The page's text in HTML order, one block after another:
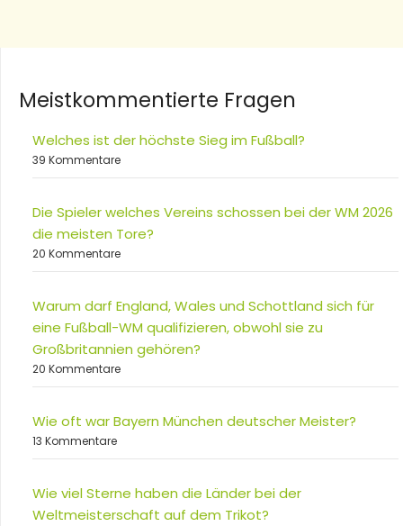
Meistkommentierte Fragen
Welches ist der höchste Sieg im Fußball?
39 Kommentare
Die Spieler welches Vereins schossen bei der WM 2026
die meisten Tore?
20 Kommentare
Warum darf England, Wales und Schottland sich für
eine Fußball-WM qualifizieren, obwohl sie zu
Großbritannien gehören?
20 Kommentare
Wie oft war Bayern München deutscher Meister?
13 Kommentare
Wie viel Sterne haben die Länder bei der
Weltmeisterschaft auf dem Trikot?